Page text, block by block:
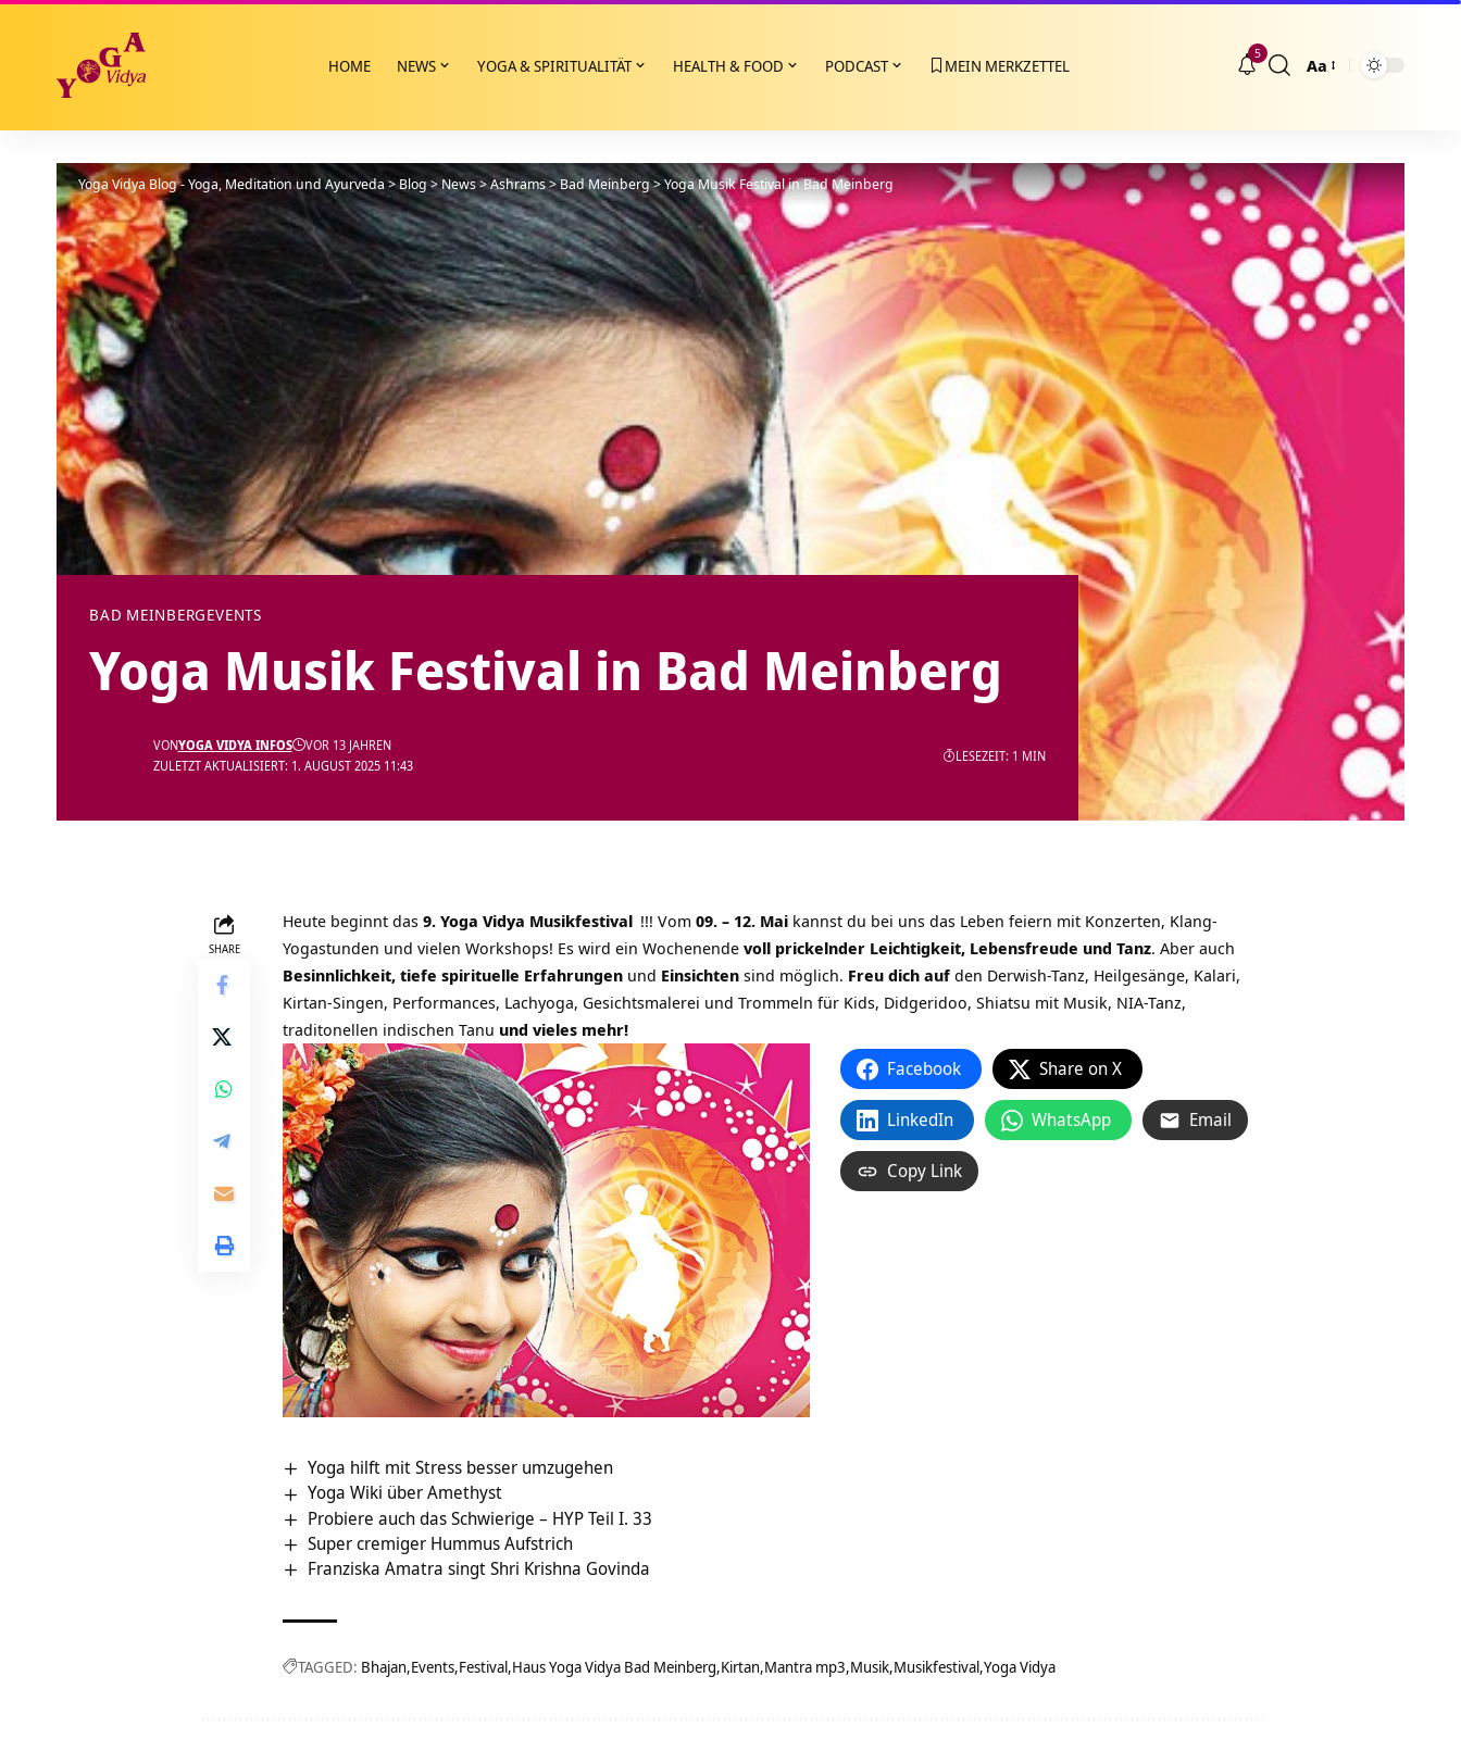
HOME NEWS YOGA & SPIRITUALITÄT HEALTH & FOOD PODCAST MEIN MERKZETTEL
5
Größenänderung
Aa
Yoga Vidya Blog - Yoga, Meditation und Ayurveda>Blog> News>Ashrams>Bad Meinberg>Yoga Musik Festival in Bad Meinberg
BAD MEINBERGEVENTS
Yoga Musik Festival in Bad Meinberg
ZULETZT AKTUALISIERT: 1. AUGUST 2025 11:43
VONYOGA VIDYA INFOS VOR 13 JAHREN
LESEZEIT: 1 MIN
SHARE
Heute beginnt das 9. Yoga Vidya Musikfestival !!! Vom 09. – 12. Mai kannst du bei uns das Leben feiern mit Konzerten, Klang-
Yogastunden und vielen Workshops! Es wird ein Wochenende voll prickelnder Leichtigkeit, Lebensfreude und Tanz. Aber auch
Besinnlichkeit, tiefe spirituelle Erfahrungen und Einsichten sind möglich. Freu dich auf den Derwish-Tanz, Heilgesänge, Kalari,
Kirtan-Singen, Performances, Lachyoga, Gesichtsmalerei und Trommeln für Kids, Didgeridoo, Shiatsu mit Musik, NIA-Tanz,
traditonellen indischen Tanu und vieles mehr!
Facebook Share on X
LinkedIn WhatsApp Email
Copy Link
Yoga hilft mit Stress besser umzugehen
Yoga Wiki über Amethyst
Probiere auch das Schwierige – HYP Teil I. 33
Super cremiger Hummus Aufstrich
Franziska Amatra singt Shri Krishna Govinda
TAGGED: Bhajan Events Festival Haus Yoga Vidya Bad Meinberg Kirtan Mantra mp3 Musik Musikfestival Yoga Vidya